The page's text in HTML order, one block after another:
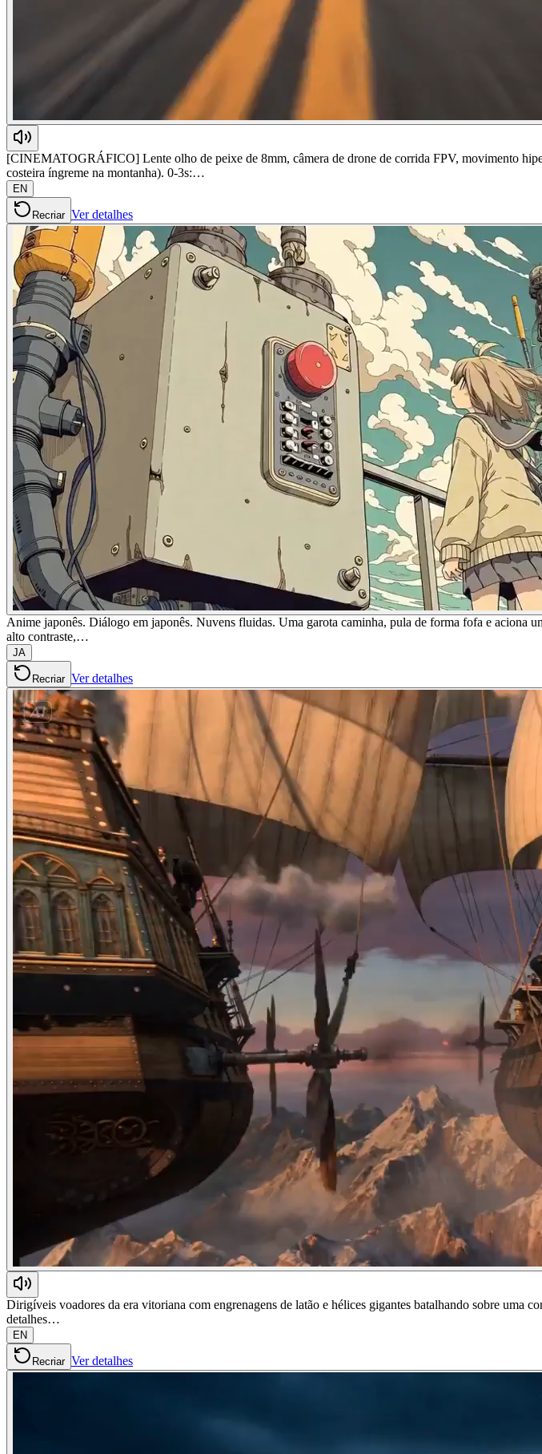
[CINEMATOGRÁFICO] Lente olho de peixe de 8mm, câmera de drone de corrida FPV, movimento
costeira íngreme na montanha). 0-3s:…
EN
Recriar Ver detalhes
Anime japonês. Diálogo em japonês. Nuvens fluidas. Uma garota caminha, pula de forma fofa e aciona
alto contraste,…
JA
Recriar Ver detalhes
Dirigíveis voadores da era vitoriana com engrenagens de latão e hélices gigantes batalhando sobre uma
detalhes…
EN
Recriar Ver detalhes